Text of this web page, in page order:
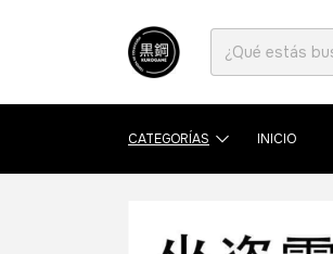
CATEGORÍAS INICIO